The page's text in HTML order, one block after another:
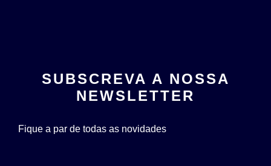
SUBSCREVA A NOSSA
NEWSLETTER
Fique a par de todas as novidades